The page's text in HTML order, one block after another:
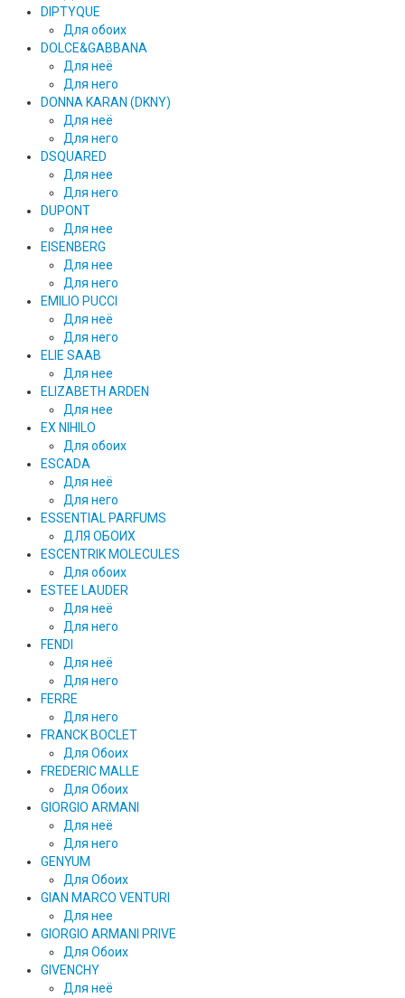
DIPTYQUE
Для обоих
DOLCE&GABBANA
Для неё
Для него
DONNA KARAN (DKNY)
Для неё
Для него
DSQUARED
Для нее
Для него
DUPONT
Для нее
EISENBERG
Для нее
Для него
EMILIO PUCCI
Для неё
Для него
ELIE SAAB
Для нее
ELIZABETH ARDEN
Для нее
EX NIHILO
Для обоих
ESCADA
Для неё
Для него
ESSENTIAL PARFUMS
ДЛЯ ОБОИХ
ESCENTRIK MOLECULES
Для обоих
ESTEE LAUDER
Для неё
Для него
FENDI
Для неё
Для него
FERRE
Для него
FRANCK BOCLET
Для Обоих
FREDERIC MALLE
Для Обоих
GIORGIO ARMANI
Для неё
Для него
GENYUM
Для Обоих
GIAN MARCO VENTURI
Для нее
GIORGIO ARMANI PRIVE
Для Обоих
GIVENCHY
Для неё